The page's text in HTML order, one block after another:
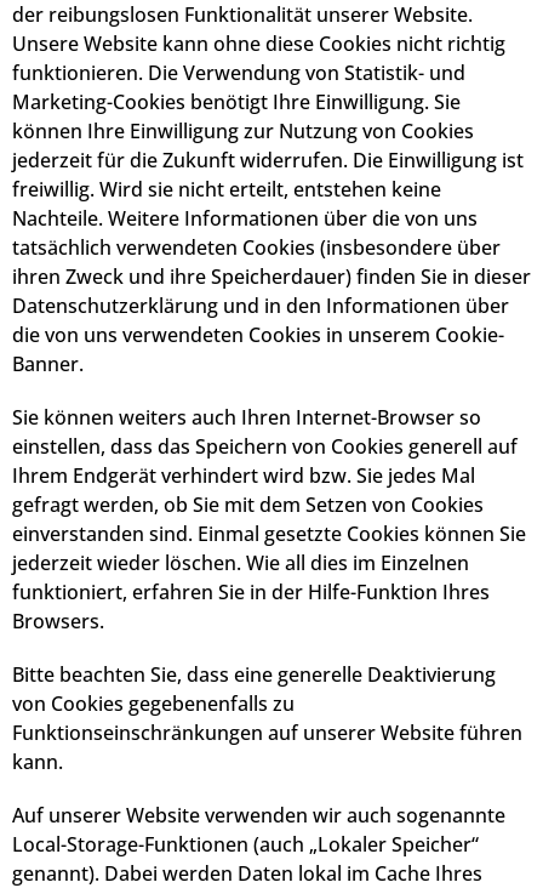
der reibungslosen Funktionalität unserer Website.
Unsere Website kann ohne diese Cookies nicht richtig
funktionieren. Die Verwendung von Statistik- und
Marketing-Cookies benötigt Ihre Einwilligung. Sie
können Ihre Einwilligung zur Nutzung von Cookies
jederzeit für die Zukunft widerrufen. Die Einwilligung ist
freiwillig. Wird sie nicht erteilt, entstehen keine
Nachteile. Weitere Informationen über die von uns
tatsächlich verwendeten Cookies (insbesondere über
ihren Zweck und ihre Speicherdauer) finden Sie in dieser
Datenschutzerklärung und in den Informationen über
die von uns verwendeten Cookies in unserem Cookie-
Banner.
Sie können weiters auch Ihren Internet-Browser so
einstellen, dass das Speichern von Cookies generell auf
Ihrem Endgerät verhindert wird bzw. Sie jedes Mal
gefragt werden, ob Sie mit dem Setzen von Cookies
einverstanden sind. Einmal gesetzte Cookies können Sie
jederzeit wieder löschen. Wie all dies im Einzelnen
funktioniert, erfahren Sie in der Hilfe-Funktion Ihres
Browsers.
Bitte beachten Sie, dass eine generelle Deaktivierung
von Cookies gegebenenfalls zu
Funktionseinschränkungen auf unserer Website führen
kann.
Auf unserer Website verwenden wir auch sogenannte
Local-Storage-Funktionen (auch „Lokaler Speicher“
genannt). Dabei werden Daten lokal im Cache Ihres